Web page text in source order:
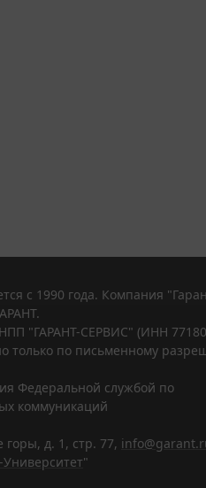
с 1990 года. Компания
"ГАРАНТ-СЕРВИС" (ИНН
только по письменному
Федеральной службой по
коммуникаций
д. 1, стр. 77,
Университет"